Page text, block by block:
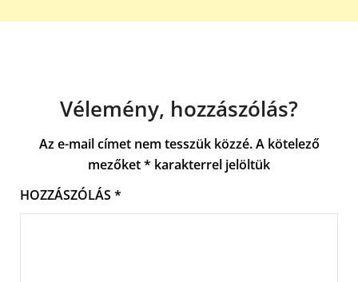
Vélemény, hozzászólás?
Az e-mail címet nem tesszük közzé. A kötelező
mezőket* karakterrel jelöltük
HOZZÁSZÓLÁS *